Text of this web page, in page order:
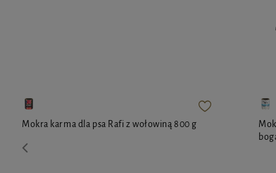
Mokra karma dla psa Rafi z wołowiną 800 g